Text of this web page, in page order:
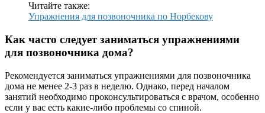
Читайте также:
Упражнения для позвоночника по Норбекову
Как часто следует заниматься упражнениями
для позвоночника дома?
Рекомендуется заниматься упражнениями для позвоночника
дома не менее 2-3 раз в неделю. Однако, перед началом
занятий необходимо проконсультироваться с врачом, особенно
если у вас есть какие-либо проблемы со спиной.